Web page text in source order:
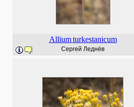
Allium turkestanicum
Сергей Леднёв